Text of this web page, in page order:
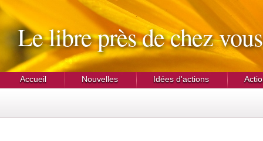
Le libre près de chez vous
Accueil Nouvelles Idées d'actions